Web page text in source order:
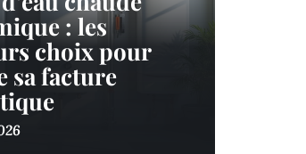
: les
choix pour
sa facture